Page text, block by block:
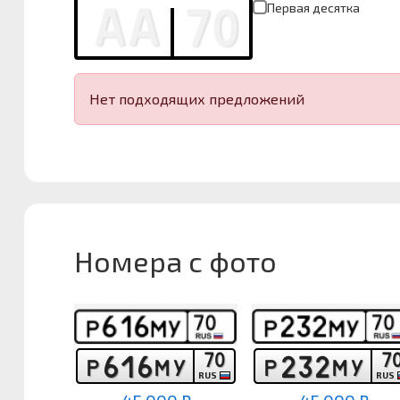
Первая десятка
Нет подходящих предложений
Номера с фото
Р616МУ 70
RUS Р232МУ 7
RUS